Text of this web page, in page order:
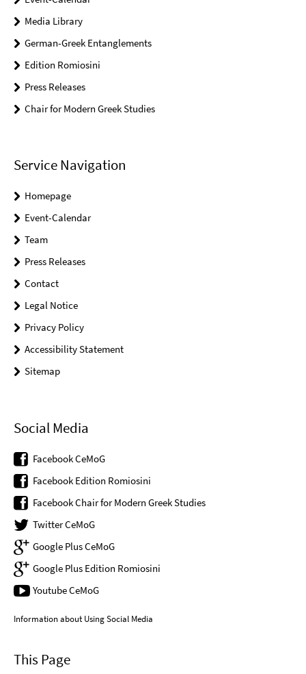
Media Library
German-Greek Entanglements
Edition Romiosini
Press Releases
Chair for Modern Greek Studies
Service Navigation
Homepage
Event-Calendar
Team
Press Releases
Contact
Legal Notice
Privacy Policy
Accessibility Statement
Sitemap
Social Media
Facebook CeMoG
Facebook Edition Romiosini
Facebook Chair for Modern Greek Studies
Twitter CeMoG
Google Plus CeMoG
Google Plus Edition Romiosini
Youtube CeMoG
Information about Using Social Media
This Page